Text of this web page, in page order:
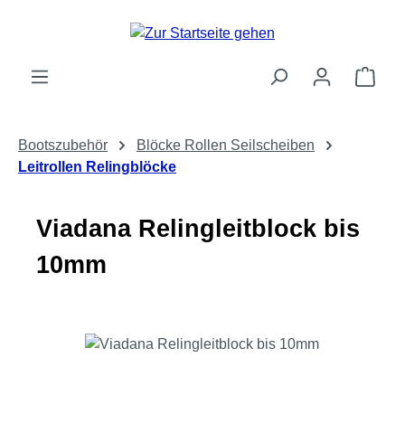
Zum Hauptinhalt springen
Bootszubehör
Blöcke Rollen Seilscheiben
Leitrollen Relingblöcke
Viadana Relingleitblock bis
10mm
Bildergalerie überspringen